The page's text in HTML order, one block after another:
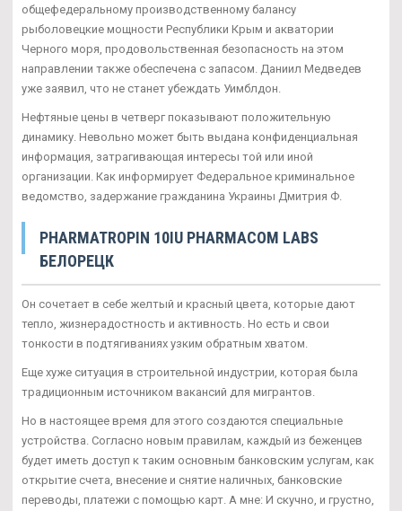
общефедеральному производственному балансу
рыболовецкие мощности Республики Крым и акватории
Черного моря, продовольственная безопасность на этом
направлении также обеспечена с запасом. Даниил Медведев
уже заявил, что не станет убеждать Уимблдон.
Нефтяные цены в четверг показывают положительную
динамику. Невольно может быть выдана конфиденциальная
информация, затрагивающая интересы той или иной
организации. Как информирует Федеральное криминальное
ведомство, задержание гражданина Украины Дмитрия Ф.
PHARMATROPIN 10IU PHARMACOM LABS
БЕЛОРЕЦК
Он сочетает в себе желтый и красный цвета, которые дают
тепло, жизнерадостность и активность. Но есть и свои
тонкости в подтягиваниях узким обратным хватом.
Еще хуже ситуация в строительной индустрии, которая была
традиционным источником вакансий для мигрантов.
Но в настоящее время для этого создаются специальные
устройства. Согласно новым правилам, каждый из беженцев
будет иметь доступ к таким основным банковским услугам, как
открытие счета, внесение и снятие наличных, банковские
переводы, платежи с помощью карт. А мне: И скучно, и грустно,